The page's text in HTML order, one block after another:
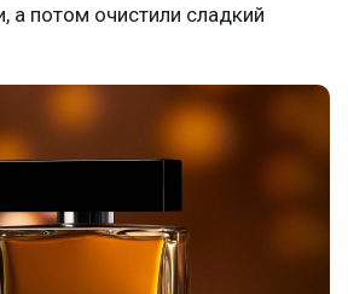
а потом очистили сладкий